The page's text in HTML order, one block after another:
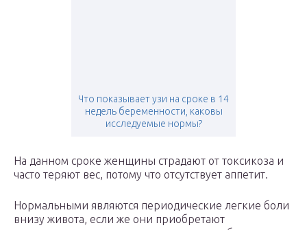
Что показывает узи на сроке в 14
недель беременности, каковы
исследуемые нормы?
На данном сроке женщины страдают от токсикоза и
часто теряют вес, потому что отсутствует аппетит.
Нормальными являются периодические легкие боли
внизу живота, если же они приобретают